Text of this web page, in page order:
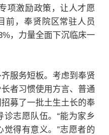
项激励政策，让人才愿
前，奉贤院区常驻人员
，力量全面下沉临床一
服务短板。考虑到奉贤
者习惯使用方言、普通
募了一批土生土长的奉
志愿队伍。“能为家乡
得有意义。”志愿者的